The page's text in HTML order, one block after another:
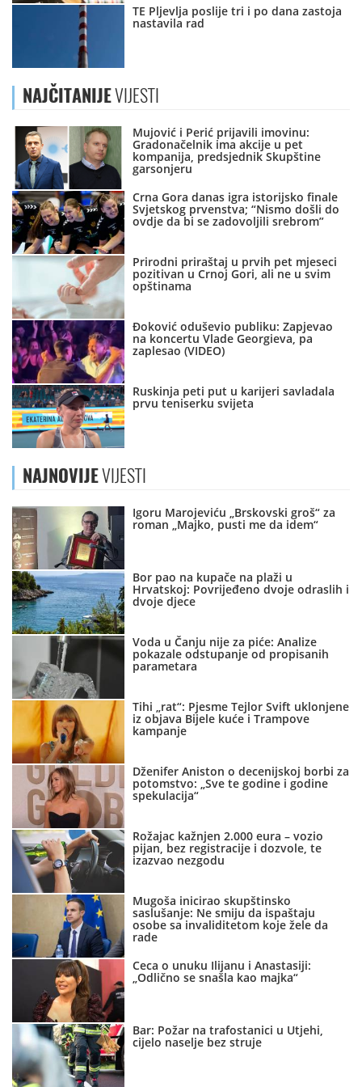
TE Pljevlja poslije tri i po dana zastoja
nastavila rad
NAJČITANIJEVIJESTI
Mujović i Perić prijavili imovinu:
Gradonačelnik ima akcije u pet
kompanija, predsjednik Skupštine
garsonjeru
Crna Gora danas igra istorijsko finale
Svjetskog prvenstva; “Nismo došli do
ovdje da bi se zadovoljili srebrom”
Prirodni priraštaj u prvih pet mjeseci
pozitivan u Crnoj Gori, ali ne u svim
opštinama
Đoković oduševio publiku: Zapjevao
na koncertu Vlade Georgieva, pa
zaplesao (VIDEO)
Ruskinja peti put u karijeri savladala
prvu teniserku svijeta
NAJNOVIJEVIJESTI
Igoru Marojeviću „Brskovski groš“ za
roman „Majko, pusti me da idem“
Bor pao na kupače na plaži u
Hrvatskoj: Povrijeđeno dvoje odraslih i
dvoje djece
Voda u Čanju nije za piće: Analize
pokazale odstupanje od propisanih
parametara
Tihi „rat“: Pjesme Tejlor Svift uklonjene
iz objava Bijele kuće i Trampove
kampanje
Dženifer Aniston o decenijskoj borbi za
potomstvo: „Sve te godine i godine
spekulacija“
Rožajac kažnjen 2.000 eura – vozio
pijan, bez registracije i dozvole, te
izazvao nezgodu
Mugoša inicirao skupštinsko
saslušanje: Ne smiju da ispaštaju
osobe sa invaliditetom koje žele da
rade
Ceca o unuku Ilijanu i Anastasiji:
„Odlično se snašla kao majka“
Bar: Požar na trafostanici u Utjehi,
cijelo naselje bez struje